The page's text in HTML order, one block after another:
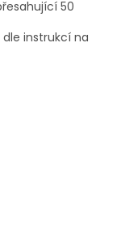
50
instrukcí na